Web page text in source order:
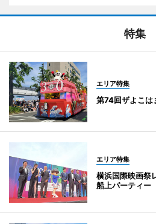
特集
エリア特集
第74回ザよこ
エリア特集
横浜国際映画祭
船上パーティー